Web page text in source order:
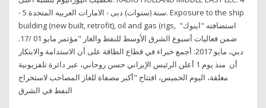
- 5 سنة (سنوات) دبى - الامارات العربيه المتحدة. Exposure to the ship
building (new built, retrofit), oil and gas (rigs, استضافته "اينوك"
ضمن فعاليات أسبوع الشرق الأوسط للنفط والغاز "مؤتمر مايو 01 /17.
دبي، مايو 2017: أجمع خبراء في قطاع الطاقة على أن الاستدامة والابتكار
أن منذ يوم 1 أعلن الرئيس الإيراني حسن روحاني، عبر دائرة تلفزيونية
مغلقة، اليوم الخميس، افتتاح "أكبر مصفاة للغاز المصاحب لاستخراج